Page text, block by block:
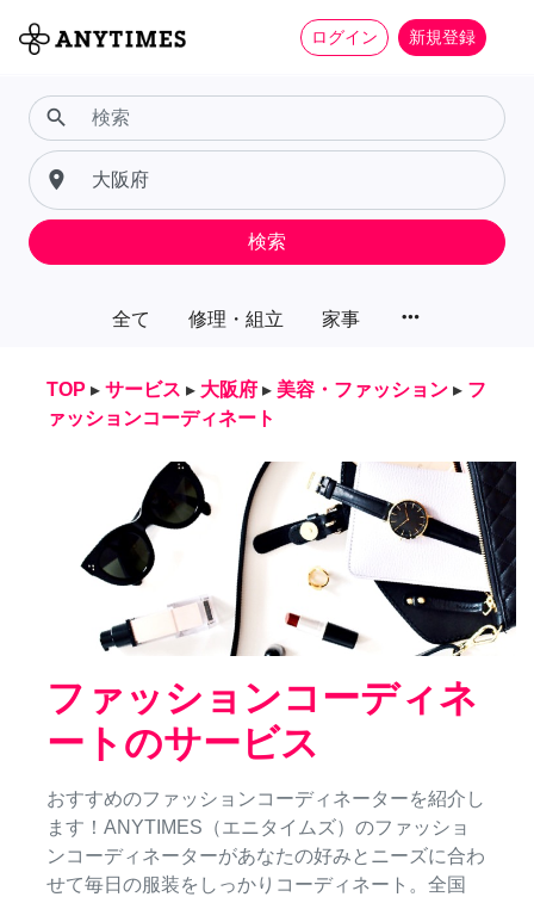
ログイン 新規登録
全て 修理・組立 家事 more_horiz
search
place
検索
TOP ▸ サービス ▸ 大阪府 ▸ 美容・ファッション ▸ フ
ァッションコーディネート
ファッションコーディネ
ートのサービス
おすすめのファッションコーディネーターを紹介し
ます！ANYTIMES（エニタイムズ）のファッショ
ンコーディネーターがあなたの好みとニーズに合わ
せて毎日の服装をしっかりコーディネート。全国